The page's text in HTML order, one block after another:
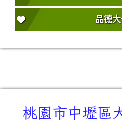
品德
桃園市中壢區